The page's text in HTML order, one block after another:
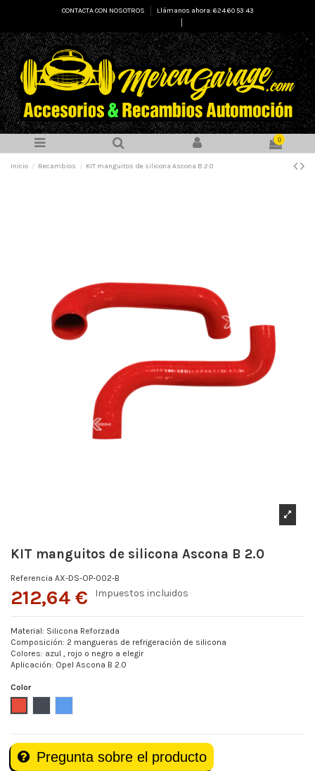
CONTACTA CON NOSOTROS
Llámanos ahora: 624 60 53 43
0
Inicio Recambios KIT manguitos de silicona Ascona B 2.0
KIT manguitos de silicona Ascona B 2.0
Referencia AX-DS-OP-002-B
212,64 € Impuestos incluidos
Material: Silicona Reforzada
Composición: 2 mangueras de refrigeración de silicona
Colores: azul , rojo o negro a elegir
Aplicación: Opel Ascona B 2.0
Color
Pregunta sobre el producto